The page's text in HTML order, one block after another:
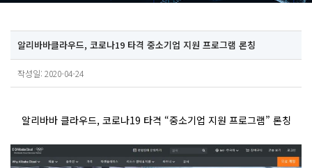
알리바바클라우드, 코로나19 타격 중소기업 지원 프로그램 론칭
작성일: 2020-04-24
알리바바 클라우드, 코로나19 타격 “중소기업 지원 프로그램” 론칭